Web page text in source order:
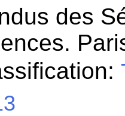
des